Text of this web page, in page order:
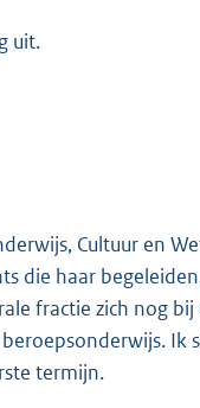
uit.
Cultuur en
die haar
fractie zich nog
Ik
termijn.